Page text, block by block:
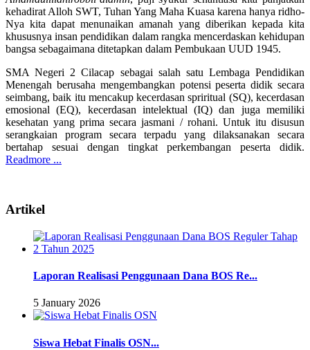
kehadirat Alloh SWT, Tuhan Yang Maha Kuasa karena hanya ridho-
Nya kita dapat menunaikan amanah yang diberikan kepada kita
khususnya insan pendidikan dalam rangka mencerdaskan kehidupan
bangsa sebagaimana ditetapkan dalam Pembukaan UUD 1945.
SMA Negeri 2 Cilacap sebagai salah satu Lembaga Pendidikan
Menengah berusaha mengembangkan potensi peserta didik secara
seimbang, baik itu mencakup kecerdasan spriritual (SQ), kecerdasan
emosional (EQ), kecerdasan intelektual (IQ) dan juga memiliki
kesehatan yang prima secara jasmani / rohani. Untuk itu disusun
serangkaian program secara terpadu yang dilaksanakan secara
bertahap sesuai dengan tingkat perkembangan peserta didik.
Readmore ...
Artikel
Laporan Realisasi Penggunaan Dana BOS Re...
5 January 2026
Siswa Hebat Finalis OSN...